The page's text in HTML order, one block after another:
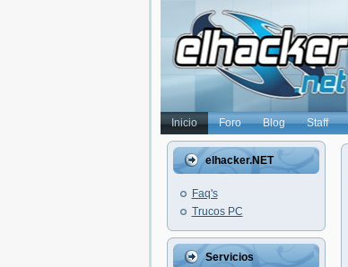
Inicio Foro Blog Staff
elhacker.NET
Faq's
Trucos PC
Servicios